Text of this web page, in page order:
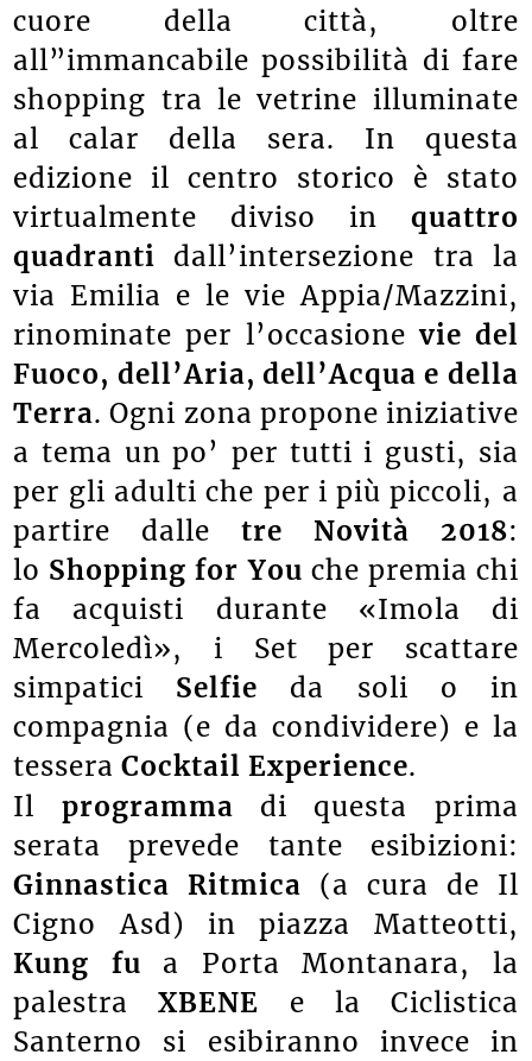
cuore della città, oltre
all”immancabile possibilità di fare
shopping tra le vetrine illuminate
al calar della sera. In questa
edizione il centro storico è stato
virtualmente diviso in quattro
quadranti dall’intersezione tra la
via Emilia e le vie Appia/Mazzini,
rinominate per l’occasionevie del
Fuoco, dell’Aria, dell’Acqua e della
Terra. Ogni zona propone iniziative
a tema un po’ per tutti i gusti, sia
per gli adulti che per i più piccoli, a
partire dalle tre Novità 2018:
lo Shopping for You che premia chi
fa acquisti durante «Imola di
Mercoledì», i Set per scattare
simpatici Selfie da soli o in
compagnia (e da condividere) e la
tesseraCocktail Experience.
Il programma di questa prima
serata prevede tante esibizioni:
Ginnastica Ritmica (a cura de Il
Cigno Asd) in piazza Matteotti,
Kung fu a Porta Montanara, la
palestraXBENE e la Ciclistica
Santerno si esibiranno invece in